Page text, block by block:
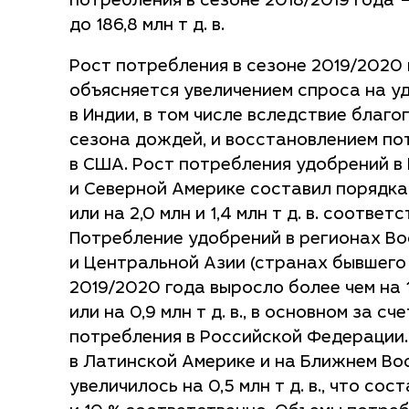
до 186,8 млн т д. в.
Рост потребления в сезоне 2019/2020
объясняется увеличением спроса на
в Индии, в том числе вследствие
сезона дождей, и восстановлением
в США. Рост потребления удобрений
и Северной Америке составил порядка
или на 2,0 млн и 1,4 млн т д. в.
Потребление удобрений в регионах
и Центральной Азии (странах
2019/2020 года выросло более чем на
или на 0,9 млн т д. в., в основном за
потребления в Российской
в Латинской Америке и на Ближнем
увеличилось на 0,5 млн т д. в., что